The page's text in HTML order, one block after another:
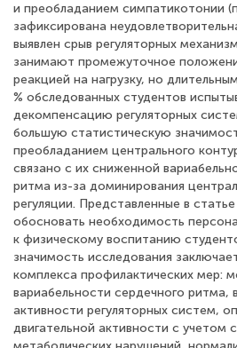
и преобладанием симпатикотонии
зафиксирована
выявлен срыв регуляторных
занимают промежуточное
реакцией на нагрузку, но
% обследованных студентов
декомпенсацию регуляторных
большую статистическую
преобладанием центрального
связано с их сниженной
ритма из-за доминирования
регуляции. Представленные в
обосновать необходимость
к физическому воспитанию
значимость исследования
комплекса профилактических мер:
вариабельности сердечного ритма,
активности регуляторных систем,
двигательной активности с учетом